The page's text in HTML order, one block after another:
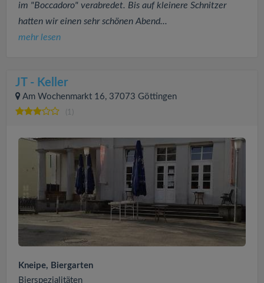
im "Boccadoro" verabredet. Bis auf kleinere Schnitzer
hatten wir einen sehr schönen Abend...
mehr lesen
JT - Keller
Am Wochenmarkt 16, 37073 Göttingen
Kneipe, Biergarten
Bierspezialitäten